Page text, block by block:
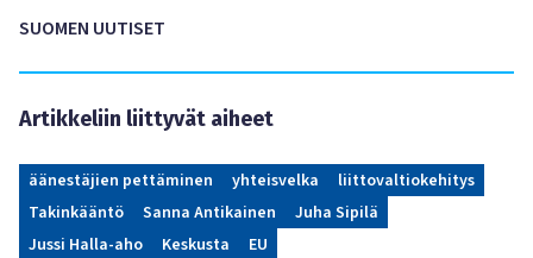
SUOMEN UUTISET
Artikkeliin liittyvät aiheet
äänestäjien pettäminen yhteisvelka
liittovaltiokehitys
Takinkääntö
Sanna Antikainen
Juha Sipilä
Jussi Halla-aho
Keskusta EU